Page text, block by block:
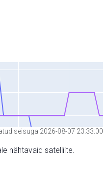
seisuga 2026-08-07 23:33:00
nähtavaid satelliite.